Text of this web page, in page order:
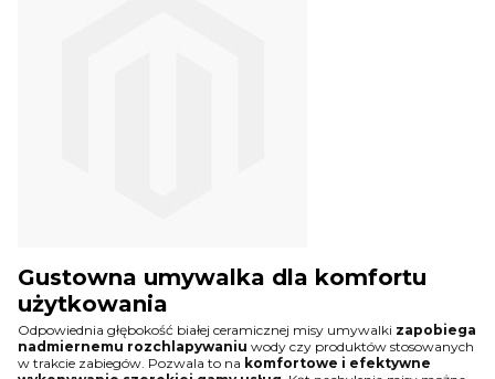
Gustowna umywalka dla komfortu
użytkowania
Odpowiednia głębokość białej ceramicznej misy umywalki zapobiega
nadmiernemu rozchlapywaniu wody czy produktów stosowanych
w trakcie zabiegów. Pozwala to na komfortowe i efektywne